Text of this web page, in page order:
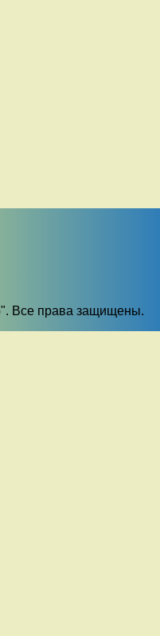
Все права защищены.